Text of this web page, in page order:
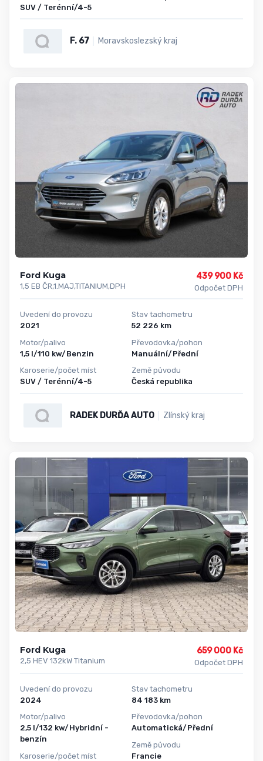
SUV / Terénní/4-5
F. 67 Moravskoslezský kraj
Ford Kuga
1,5 EB ČR,1.MAJ,TITANIUM,DPH
439 900 Kč
Odpočet DPH
Uvedení do provozu
2021
Motor/palivo
1,5 l/110 kw/Benzin
Karoserie/počet míst
SUV / Terénní/4-5
Stav tachometru
52 226 km
Převodovka/pohon
Manuální/Přední
Země původu
Česká republika
RADEK DURĎA AUTO Zlínský kraj
Ford Kuga
2,5 HEV 132kW Titanium
659 000 Kč
Odpočet DPH
Uvedení do provozu
2024
Motor/palivo
2,5 l/132 kw/Hybridní -
benzín
Karoserie/počet míst
Stav tachometru
84 183 km
Převodovka/pohon
Automatická/Přední
Země původu
Francie